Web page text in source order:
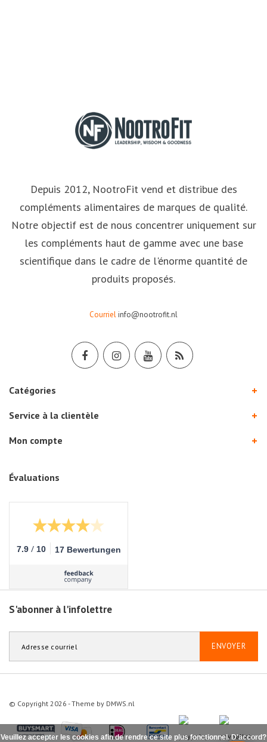
Depuis 2012, NootroFit vend et distribue des
compléments alimentaires de marques de qualité.
Notre objectif est de nous concentrer uniquement sur
les compléments haut de gamme avec une base
scientifique dans le cadre de l'énorme quantité de
produits proposés.
Courrielinfo@nootrofit.nl
Catégories
Service à la clientèle
Mon compte
Évaluations
7.9 / 10 17 Bewertungen
S'abonner à l'infolettre
ENVOYER
© Copyright 2026 - Theme by DMWS.nl
Veuillez accepter les cookies afin de rendre ce site plus fonctionnel. D'accord?